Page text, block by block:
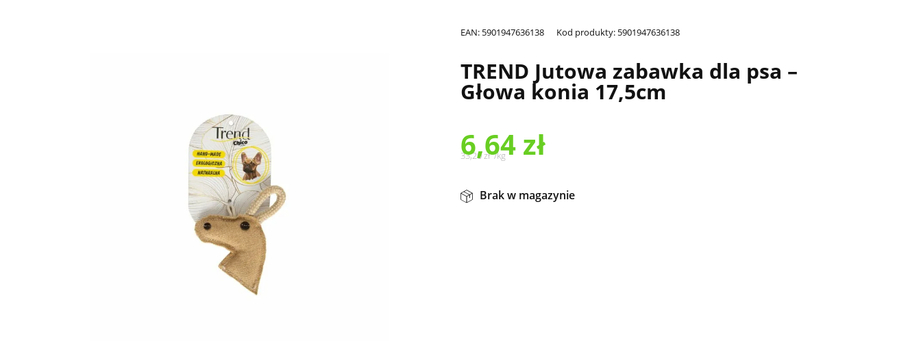
EAN: 5901947636138 Kod produkty: 5901947636138
TREND Jutowa zabawka dla psa –
Głowa konia 17,5cm
6,64 zł
33,20zł /kg
Brak w magazynie